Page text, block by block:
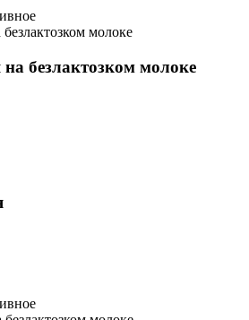
безлактозком молоке